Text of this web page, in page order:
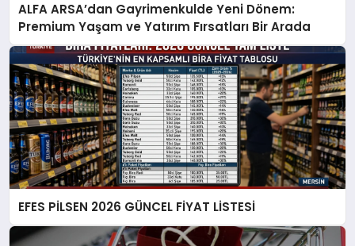
ALFA ARSA’dan Gayrimenkulde Yeni Dönem:
Premium Yaşam ve Yatırım Fırsatları Bir Arada
EFES PİLSEN 2026 GÜNCEL FİYAT LİSTESİ